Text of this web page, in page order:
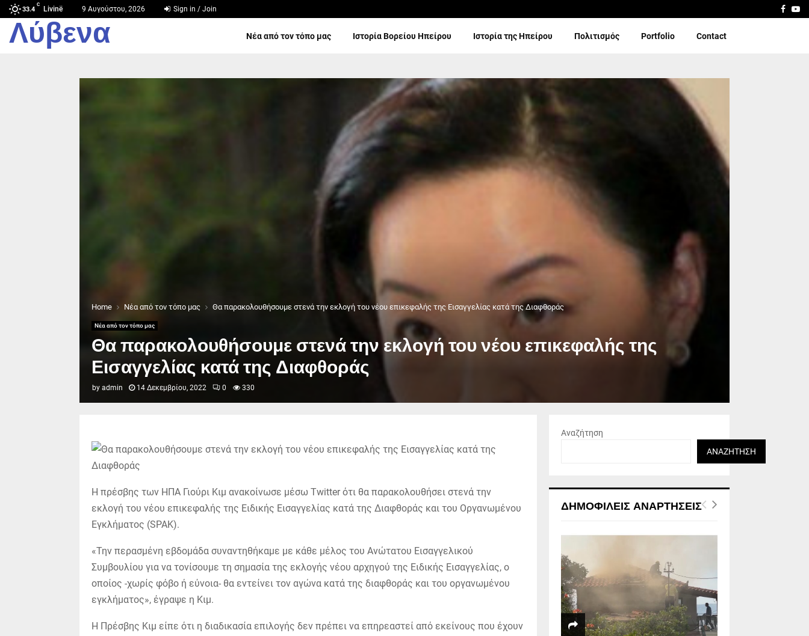
33.4
C
Livinë 9 Αυγούστου, 2026 Sign in / Join
Λύβενα Νέα από τον τόπο μας Ιστορία Βορείου Ηπείρου Ιστορία της Ηπείρου Πολιτισμός Portfolio Contact
Home Νέα από τον τόπο μας Θα παρακολουθήσουμε στενά την εκλογή του νέου επικεφαλής της Εισαγγελίας κατά της Διαφθοράς
Νέα από τον τόπο μας
Θα παρακολουθήσουμε στενά την εκλογή του νέου επικεφαλής της
Εισαγγελίας κατά της Διαφθοράς
by admin 14 Δεκεμβρίου, 2022 0 330
Η πρέσβης των ΗΠΑ Γιούρι Κιμ ανακοίνωσε μέσω Twitter ότι θα παρακολουθήσει στενά την
εκλογή του νέου επικεφαλής της Ειδικής Εισαγγελίας κατά της Διαφθοράς και του Οργανωμένου
Εγκλήματος (SPAK).
«Την περασμένη εβδομάδα συναντηθήκαμε με κάθε μέλος του Ανώτατου Εισαγγελικού
Συμβουλίου για να τονίσουμε τη σημασία της εκλογής νέου αρχηγού της Ειδικής Εισαγγελίας, ο
οποίος -χωρίς φόβο ή εύνοια- θα εντείνει τον αγώνα κατά της διαφθοράς και του οργανωμένου
εγκλήματος», έγραψε η Κιμ.
Η Πρέσβης Κιμ είπε ότι η διαδικασία επιλογής δεν πρέπει να επηρεαστεί από εκείνους που έχουν
Αναζήτηση
ΑΝΑΖΉΤΗΣΗ
ΔΗΜΟΦΙΛΕΊΣ ΑΝΑΡΤΉΣΕΙΣ